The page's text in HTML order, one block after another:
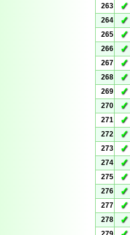
263
✓
264
✓
265
✓
266
✓
267
✓
268
✓
269
✓
270
✓
271
✓
272
✓
273
✓
274
✓
275
✓
276
✓
277
✓
278
✓